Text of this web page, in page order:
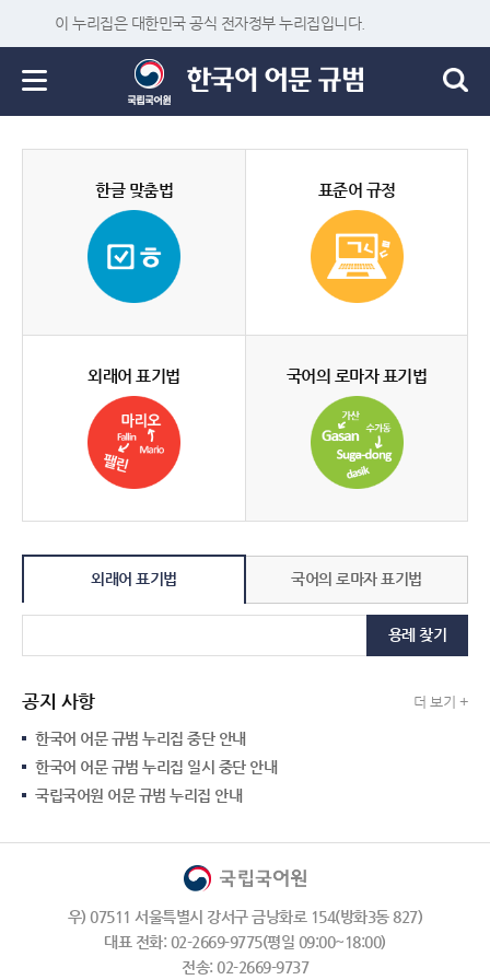
이 누리집은 대한민국 공식 전자정부 누리집입니다.
한글 맞춤법 표준어 규정
외래어 표기법 국어의 로마자 표기법
외래어 표기법 국어의 로마자 표기법
용례 찾기
공지 사항 더 보기 +
한국어 어문 규범 누리집 중단 안내
한국어 어문 규범 누리집 일시 중단 안내
국립국어원 어문 규범 누리집 안내
우) 07511 서울특별시 강서구 금낭화로 154(방화3동 827)
대표 전화: 02-2669-9775(평일 09:00~18:00)
전송: 02-2669-9737